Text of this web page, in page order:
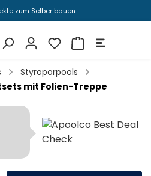
zum Selber bauen
Styroporpools
mit Folien-Treppe